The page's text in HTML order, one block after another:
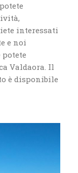
interessati
e noi
Valdaora. Il
è disponibile